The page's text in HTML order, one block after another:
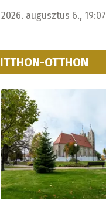
2026. augusztus 6., 19:07
ITTHON-OTTHON